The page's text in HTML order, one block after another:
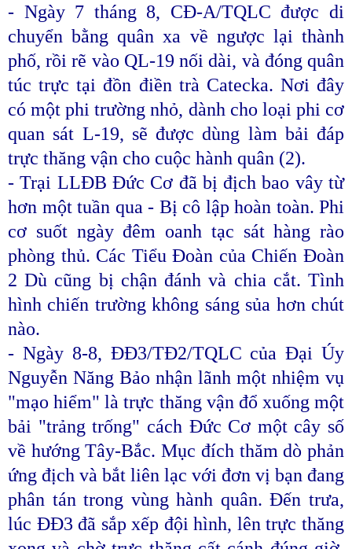
- Ngày 7 tháng 8, CĐ-A/TQLC được di
chuyển bằng quân xa về ngược lại thành
phố, rồi rẽ vào QL-19 nối dài, và đóng quân
túc trực tại đồn điền trà Catecka. Nơi đây
có một phi trường nhỏ, dành cho loại phi cơ
quan sát L-19, sẽ được dùng làm bải đáp
trực thăng vận cho cuộc hành quân (2).
- Trại LLĐB Đức Cơ đã bị địch bao vây từ
hơn một tuần qua - Bị cô lập hoàn toàn. Phi
cơ suốt ngày đêm oanh tạc sát hàng rào
phòng thủ. Các Tiểu Đoàn của Chiến Đoàn
2 Dù cũng bị chận đánh và chia cắt. Tình
hình chiến trường không sáng sủa hơn chút
nào.
- Ngày 8-8, ĐĐ3/TĐ2/TQLC của Đại Úy
Nguyễn Năng Bảo nhận lãnh một nhiệm vụ
"mạo hiểm" là trực thăng vận đổ xuống một
bải "trảng trống" cách Đức Cơ một cây số
về hướng Tây-Bắc. Mục đích thăm dò phản
ứng địch và bắt liên lạc với đơn vị bạn đang
phân tán trong vùng hành quân. Đến trưa,
lúc ĐĐ3 đã sắp xếp đội hình, lên trực thăng